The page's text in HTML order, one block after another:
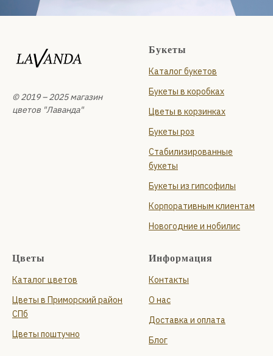
© 2019 – 2025 магазин
цветов "Лаванда"
Букеты
Каталог букетов
Букеты в коробках
Цветы в корзинках
Букеты роз
Стабилизированные
букеты
Букеты из гипсофилы
Корпоративным клиентам
Новогодние и нобилис
Цветы
Каталог цветов
Цветы в Приморский район
СПб
Цветы поштучно
Информация
Контакты
О нас
Доставка и оплата
Блог